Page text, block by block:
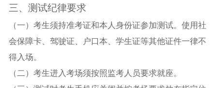
三、测试纪律要求
（一）考生须持准考证和本人身份证参加测试。使用社
会保障卡、驾驶证、户口本、学生证等其他证件一律不
得入场。
（二）考生进入考场须按照监考人员要求就座。